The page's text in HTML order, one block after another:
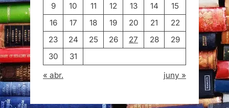
9
10 11 12 13 14
15
16
17 18 19 20 21
22
23
24 25 26 27 28
29
30
31
« abr.
juny »